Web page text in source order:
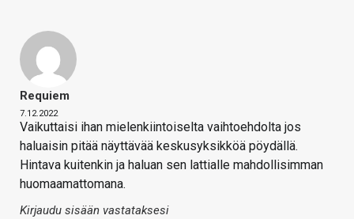
Requiem
7.12.2022
Vaikuttaisi ihan mielenkiintoiselta vaihtoehdolta jos
haluaisin pitää näyttävää keskusyksikköä pöydällä.
Hintava kuitenkin ja haluan sen lattialle mahdollisimman
huomaamattomana.
Kirjaudu sisään vastataksesi